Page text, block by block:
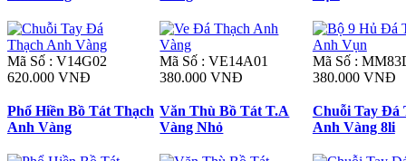
Mã Số : V14G02
620.000 VNĐ
Mã Số : VE14A01
380.000 VNĐ
Mã Số :
380.000 VNĐ
Phổ Hiền Bồ Tát Thạch
Anh Vàng
Văn Thù Bồ Tát T.A
Vàng Nhỏ
Chuỗi Tay Đá
Anh Vàng 8li